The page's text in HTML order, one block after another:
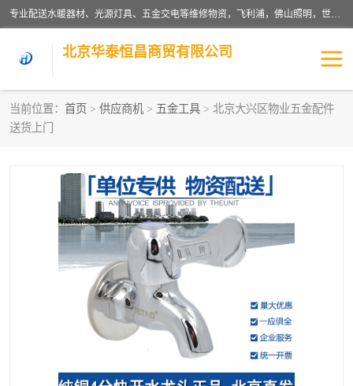
专业配送水暖器材、光源灯具、五金交电等维修物资，飞利浦，佛山照明，世达，博世，九牧，特陶等各产品涉及国内外知名品牌。公司专注与物业、学校、酒店、工厂等单位合作，提供一站式配送服务，降低客户综合成本。依托电子商务改变传统模式，以专业的团队为客户提供24H物资配送到达，货到月结、统一开票，便捷退换等服务，提高了企业的运营效率。
北京华泰恒昌商贸有限公司
当前位置： 首页 > 供应商机 > 五金工具 > 北京大兴区物业五金配件
送货上门
水暖阀门
五金工具 涂料辅材